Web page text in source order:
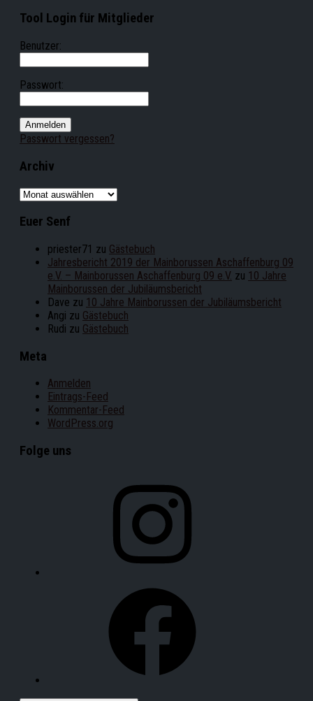
Tool Login für Mitglieder
Benutzer:
Passwort:
Passwort vergessen?
Archiv
Archiv
Euer Senf
priester71 zu Gästebuch
Jahresbericht 2019 der Mainborussen Aschaffenburg 09
e.V. – Mainborussen Aschaffenburg 09 e.V. zu 10 Jahre
Mainborussen der Jubiläumsbericht
Dave zu 10 Jahre Mainborussen der Jubiläumsbericht
Angi zu Gästebuch
Rudi zu Gästebuch
Meta
Anmelden
Eintrags-Feed
Kommentar-Feed
WordPress.org
Folge uns